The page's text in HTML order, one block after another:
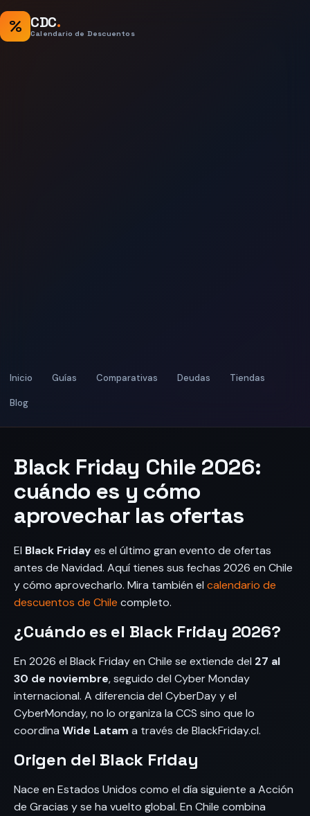
% CDC.
Calendario de Descuentos
Inicio Guías Comparativas Deudas Tiendas
Blog
Black Friday Chile 2026:
cuándo es y cómo
aprovechar las ofertas
El Black Fridayes el último gran evento de ofertas
antes de Navidad. Aquí tienes sus fechas 2026 en Chile
y cómo aprovecharlo. Mira también el calendario de
descuentos de Chile completo.
¿Cuándo es el Black Friday 2026?
En 2026 el Black Friday en Chile se extiende del 27 al
30 de noviembre, seguido del Cyber Monday
internacional. A diferencia del CyberDay y el
CyberMonday, no lo organiza la CCS sino que lo
coordina Wide Latam a través de BlackFriday.cl.
Origen del Black Friday
Nace en Estados Unidos como el día siguiente a Acción
de Gracias y se ha vuelto global. En Chile combina